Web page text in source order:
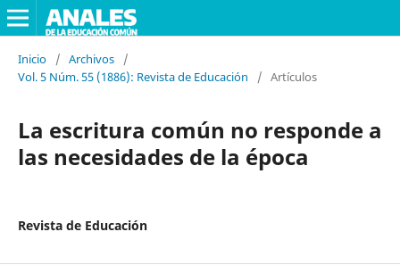
Inicio / Archivos
/
Vol. 5 Núm. 55 (1886): Revista de Educación
/ Artículos
La escritura común no responde a
las necesidades de la época
Revista de Educación